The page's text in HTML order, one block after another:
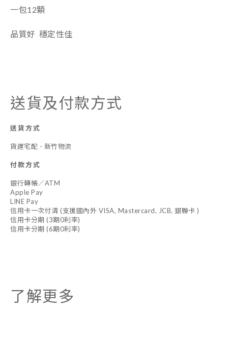
一包12顆
品質好 穩定性佳
送貨及付款方式
送貨方式
貨運宅配 - 新竹物流
付款方式
銀行轉帳／ATM
Apple Pay
LINE Pay
信用卡一次付清 (支援國內外 VISA, Mastercard, JCB, 銀聯卡 )
信用卡分期 (3期0利率)
信用卡分期 (6期0利率)
了解更多